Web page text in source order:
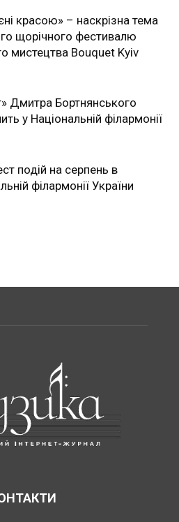
красою» – наскрізна тема
щорічного фестивалю
мистецтва Bouquet Kyiv
Дмитра Бортнянського
у Національній філармонії
подій на серпень в
філармонії України